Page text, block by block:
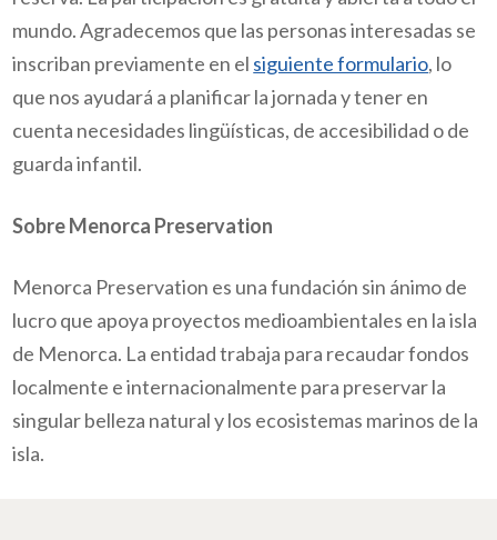
mundo. Agradecemos que las personas interesadas se
inscriban previamente en el siguiente formulario, lo
que nos ayudará a planificar la jornada y tener en
cuenta necesidades lingüísticas, de accesibilidad o de
guarda infantil.
Sobre Menorca Preservation
Menorca Preservation es una fundación sin ánimo de
lucro que apoya proyectos medioambientales en la isla
de Menorca. La entidad trabaja para recaudar fondos
localmente e internacionalmente para preservar la
singular belleza natural y los ecosistemas marinos de la
isla.